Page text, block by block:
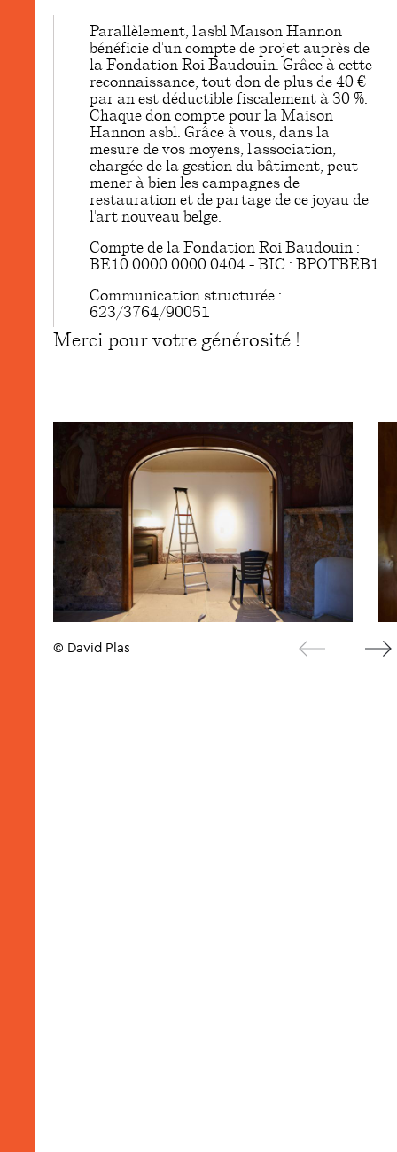
Parallèlement, l'asbl Maison Hannon
bénéficie d'un compte de projet auprès de
la Fondation Roi Baudouin. Grâce à cette
reconnaissance, tout don de plus de 40 €
par an est déductible fiscalement à 30 %.
Chaque don compte pour la Maison
Hannon asbl. Grâce à vous, dans la
mesure de vos moyens, l'association,
chargée de la gestion du bâtiment, peut
mener à bien les campagnes de
restauration et de partage de ce joyau de
l'art nouveau belge.
Compte de la Fondation Roi Baudouin :
BE10 0000 0000 0404 - BIC : BPOTBEB1
Communication structurée :
623/3764/90051
Merci pour votre générosité !
© David Plas